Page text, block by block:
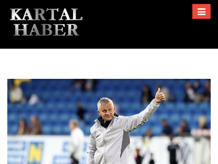
Toggle